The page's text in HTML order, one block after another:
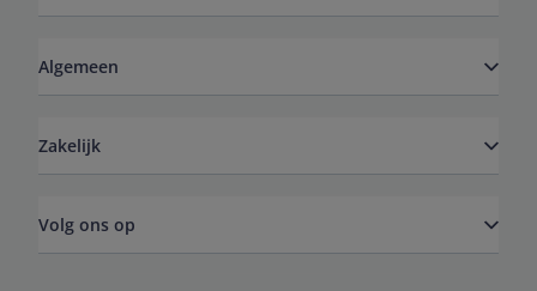
Algemeen
Zakelijk
Volg ons op